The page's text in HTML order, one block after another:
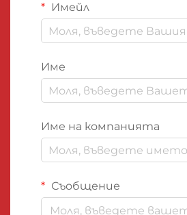
Имейл
Име
Име на компанията
Съобщение